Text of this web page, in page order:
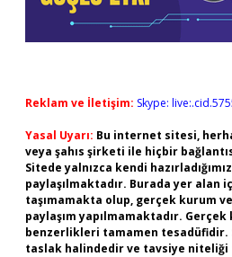
Reklam ve İletişim: Skype:
Yasal Uyarı: Bu internet sitesi,
veya şahıs şirketi ile hiçbir
Sitede yalnızca kendi
paylaşılmaktadır. Burada yer alan
taşımamakta olup, gerçek kurum
paylaşım yapılmamaktadır.
benzerlikleri tamamen
taslak halindedir ve tavsiye niteliği